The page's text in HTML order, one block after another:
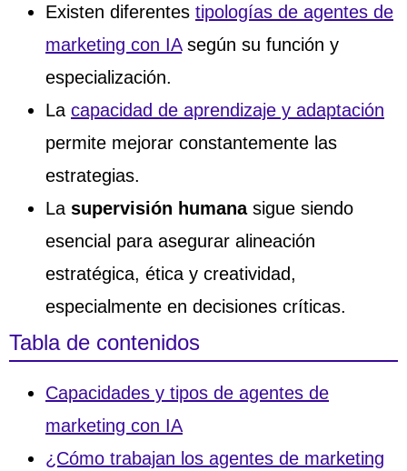
Existen diferentes tipologías de agentes de
marketing con IAsegún su función y
especialización.
La capacidad de aprendizaje y adaptación
permite mejorar constantemente las
estrategias.
La supervisión humanasigue siendo
esencial para asegurar alineación
estratégica, ética y creatividad,
especialmente en decisiones críticas.
Tabla de contenidos
Capacidades y tipos de agentes de
marketing con IA
¿Cómo trabajan los agentes de marketing